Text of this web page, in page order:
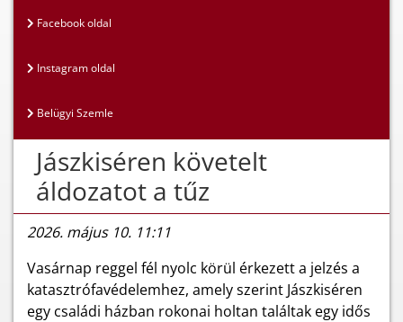
Facebook oldal
Instagram oldal
Belügyi Szemle
Jászkiséren követelt
áldozatot a tűz
2026. május 10. 11:11
Vasárnap reggel fél nyolc körül érkezett a jelzés a
katasztrófavédelemhez, amely szerint Jászkiséren
egy családi házban rokonai holtan találtak egy idős